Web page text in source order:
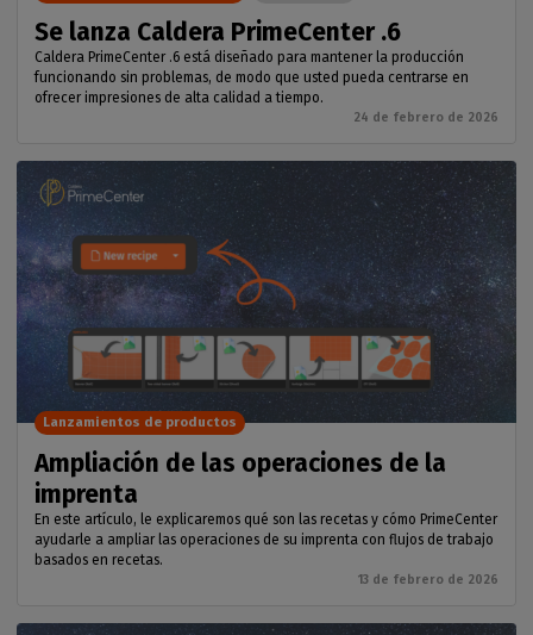
Se lanza Caldera PrimeCenter .6
Caldera PrimeCenter .6 está diseñado para mantener la producción
funcionando sin problemas, de modo que usted pueda centrarse en
ofrecer impresiones de alta calidad a tiempo.
24 de febrero de 2026
Ampliación de las operaciones de la
imprenta
En este artículo, le explicaremos qué son las recetas y cómo PrimeCenter
ayudarle a ampliar las operaciones de su imprenta con flujos de trabajo
basados en recetas.
13 de febrero de 2026
Lanzamientos de productos